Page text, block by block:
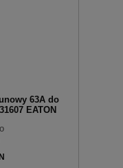
63A do
EATON